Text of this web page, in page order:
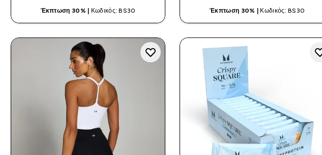
Έκπτωση 30% | Κωδικός: BS30 Έκπτωση 30% | Κωδικός: BS30